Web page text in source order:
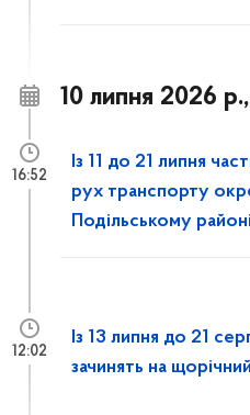
10 липня 2026 р.,
Із 11 до 21 липня
рух транспорту
Подільському
16:52
Із 13 липня до 21
зачинять на
12:02